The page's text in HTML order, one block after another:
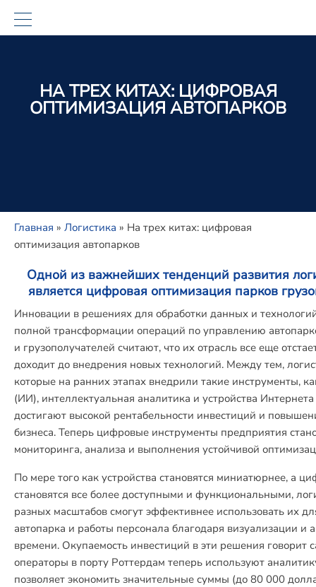
НА ТРЕХ КИТАХ: ЦИФРОВАЯ
ОПТИМИЗАЦИЯ АВТОПАРКОВ
Главная » Логистика » На трех китах: цифровая
оптимизация автопарков
Одной из важнейших тенденций развития
является цифровая оптимизация парков
Инновации в решениях для обработки данных и
полной трансформации операций по управлению
и грузополучателей считают, что их отрасль все еще
доходит до внедрения новых технологий. Между тем,
которые на ранних этапах внедрили такие инструменты,
(ИИ), интеллектуальная аналитика и устройства
достигают высокой рентабельности инвестиций и
бизнеса. Теперь цифровые инструменты предприятия
мониторинга, анализа и выполнения устойчивой
По мере того как устройства становятся миниатюрнее, а
становятся все более доступными и функциональными,
разных масштабов смогут эффективнее использовать их
автопарка и работы персонала благодаря визуализации и
времени. Окупаемость инвестиций в эти решения говорит
операторы в порту Роттердам теперь используют
позволяет экономить значительные суммы (до 80 000